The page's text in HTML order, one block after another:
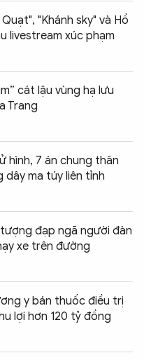
"Khánh sky" và Hồ
livestream xúc phạm
cát lậu vùng hạ lưu
Trang
hình, 7 án chung thân
ma túy liên tỉnh
đạp ngã người đàn
xe trên đường
y bán thuốc điều trị
lợi hơn 120 tỷ đồng